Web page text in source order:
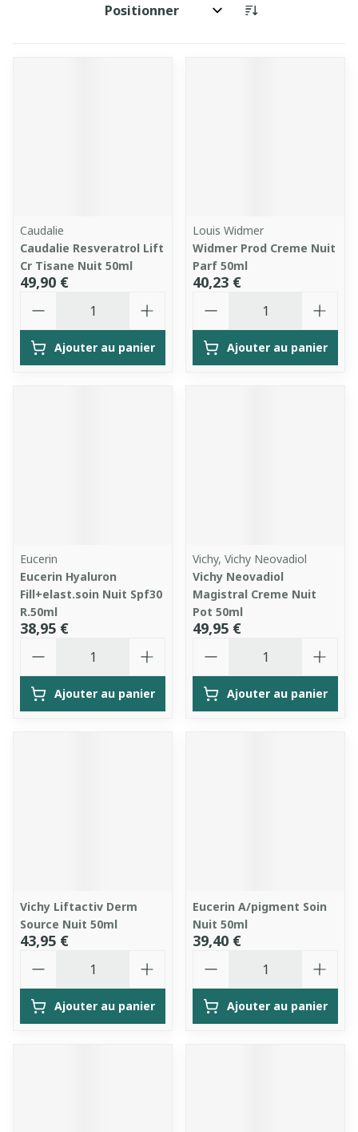
Trier par:
Caudalie
Caudalie Resveratrol Lift
Cr Tisane Nuit 50ml
49,90 €
Ajouter au panier
Louis Widmer
Widmer Prod Creme Nuit
Parf 50ml
40,23 €
Ajouter au panier
Eucerin
Eucerin Hyaluron
Fill+elast.soin Nuit Spf30
R.50ml
38,95 €
Ajouter au panier
Vichy, Vichy Neovadiol
Vichy Neovadiol
Magistral Creme Nuit
Pot 50ml
49,95 €
Ajouter au panier
Vichy Liftactiv Derm
Source Nuit 50ml
43,95 €
Ajouter au panier
Eucerin A/pigment Soin
Nuit 50ml
39,40 €
Ajouter au panier